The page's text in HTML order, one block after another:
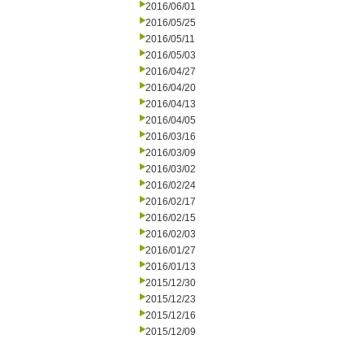
2016/06/01
2016/05/25
2016/05/11
2016/05/03
2016/04/27
2016/04/20
2016/04/13
2016/04/05
2016/03/16
2016/03/09
2016/03/02
2016/02/24
2016/02/17
2016/02/15
2016/02/03
2016/01/27
2016/01/13
2015/12/30
2015/12/23
2015/12/16
2015/12/09